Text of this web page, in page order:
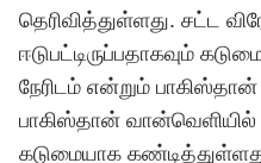
தெரிவித்துள்ளது. சட்ட
ஈடுபட்டிருப்பதாகவும்
நேரிடம் என்றும்
பாகிஸ்தான் வான்வெளியில்
கடுமையாக